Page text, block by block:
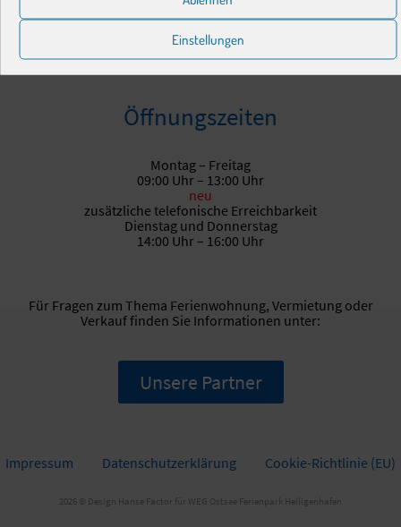
Einstellungen
23774 Heiligenhafen
+49 (4362) 50 29 20
NeueMailheiligenhafen@krase-immo.de
Öffnungszeiten
Montag – Freitag
09:00 Uhr – 13:00 Uhr
neu
zusätzliche telefonische Erreichbarkeit
Dienstag und Donnerstag
14:00 Uhr – 16:00 Uhr
Für Fragen zum Thema Ferienwohnung, Vermietung oder
Verkauf finden Sie Informationen unter:
Unsere Partner
Impressum Datenschutzerklärung Cookie-Richtlinie (EU)
2026 © Design Hanse Factor für WEG Ostsee Ferienpark Heiligenhafen